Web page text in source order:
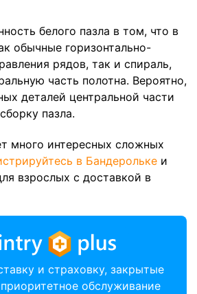
белого пазла в том, что в
обычные горизонтально-
рядов, так и спираль,
часть полотна. Вероятно,
деталей центральной части
пазла.
много интересных сложных
в Бандерольке и
взрослых с доставкой в
и страховку, закрытые
обслуживание